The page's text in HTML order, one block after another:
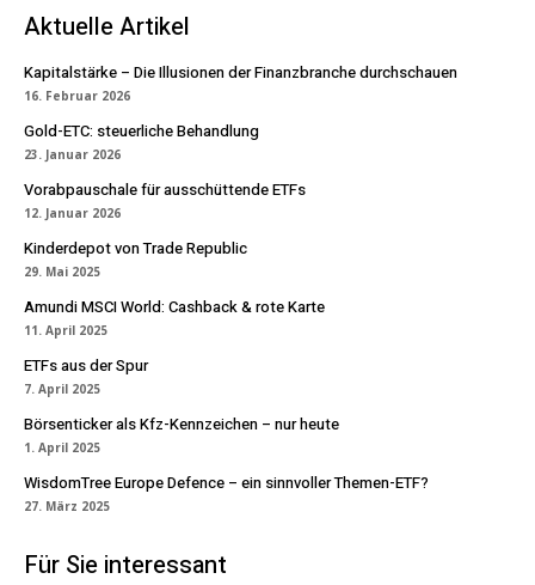
Aktuelle Artikel
Kapitalstärke – Die Illusionen der Finanzbranche durchschauen
16. Februar 2026
Gold-ETC: steuerliche Behandlung
23. Januar 2026
Vorabpauschale für ausschüttende ETFs
12. Januar 2026
Kinderdepot von Trade Republic
29. Mai 2025
Amundi MSCI World: Cashback & rote Karte
11. April 2025
ETFs aus der Spur
7. April 2025
Börsenticker als Kfz-Kennzeichen – nur heute
1. April 2025
WisdomTree Europe Defence – ein sinnvoller Themen-ETF?
27. März 2025
Für Sie interessant